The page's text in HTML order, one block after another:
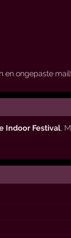
en ongepaste
Indoor Festival,